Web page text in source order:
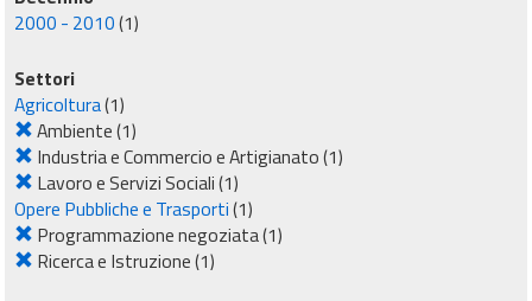
2000 - 2010(1)
Settori
Agricoltura(1)
Ambiente(1)
Industria e Commercio e Artigianato(1)
Lavoro e Servizi Sociali(1)
Opere Pubbliche e Trasporti(1)
Programmazione negoziata(1)
Ricerca e Istruzione(1)